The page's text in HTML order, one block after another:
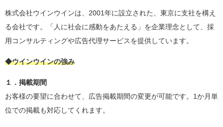
株式会社ウインウインは、2001年に設立された、東京に支社を構え
る会社です。「人に社会に感動をあたえる」を企業理念として、採
用コンサルティングや広告代理サービスを提供しています。
◆ウインウインの強み
１．掲載期間
お客様の要望に合わせて、広告掲載期間の変更が可能です。1か月単
位での掲載も対応してくれます。